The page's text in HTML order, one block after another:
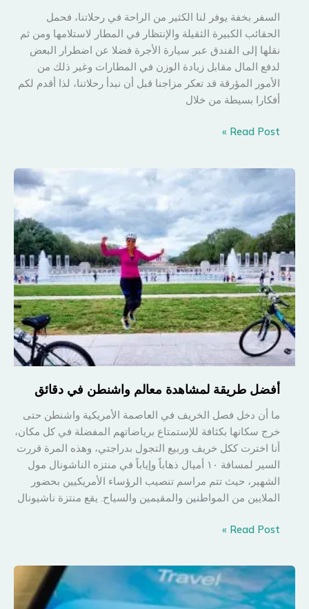
السفر بخفة يوفر لنا الكثير من الراحة في رحلاتنا، فحمل
الحقائب الكبيرة الثقيلة والإنتظار في المطار لاستلامها ومن ثم
نقلها إلى الفندق عبر سيارة الأجرة فضلا عن اضطرار البعض
لدفع المال مقابل زيادة الوزن في المطارات وغير ذلك من
الأمور المؤرقة قد تعكر مزاجنا قبل أن نبدأ رحلاتنا، لذا أقدم لكم
أفكارا بسيطة من خلال
كيف
خفيفة؟
Read Post »
أفضل طريقة لمشاهدة معالم واشنطن في دقائق
ما أن دخل فصل الخريف في العاصمة الأمريكية واشنطن حتى
خرج سكانها بكثافة للإستمتاع برياضاتهم المفضلة في كل مكان،
أنا اخترت ككل خريف وربيع التجول بدراجتي، وهذه المرة قررت
السير لمسافة ١٠ أميال ذهاباً وإياباً في منتزه الناشونال مول
الشهير، حيث تتم مراسم تنصيب الرؤساء الأمريكيين بحضور
الملايين من المواطنين والمقيمين والسياح. يقع منتزة ناشيونال
أفضل
معالم
واشنطن
Read Post »